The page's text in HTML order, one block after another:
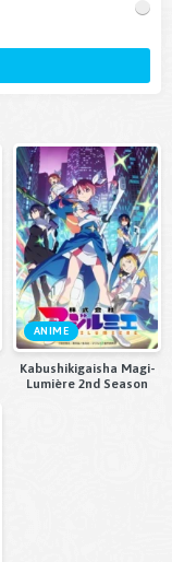
ANIME
Kabushikigaisha Magi-
Lumière 2nd Season